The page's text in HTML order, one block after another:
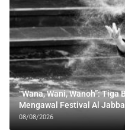
“Wana, Wani, Wanoh”:
Mengawal Festival Al
08/08/2026